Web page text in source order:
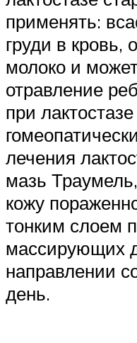
применять:
груди в кровь,
молоко и
отравление
при
лечения
мазь
кожу
тонким слоем
массирующих
направлении
день.